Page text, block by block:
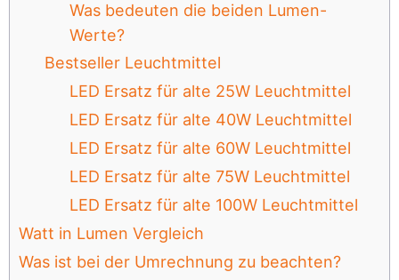
Was bedeuten die beiden Lumen-
Werte?
Bestseller Leuchtmittel
LED Ersatz für alte 25W Leuchtmittel
LED Ersatz für alte 40W Leuchtmittel
LED Ersatz für alte 60W Leuchtmittel
LED Ersatz für alte 75W Leuchtmittel
LED Ersatz für alte 100W Leuchtmittel
Watt in Lumen Vergleich
Was ist bei der Umrechnung zu beachten?